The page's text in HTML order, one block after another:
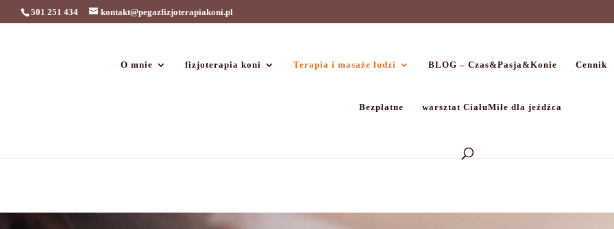
501 251 434 kontakt@pegazfizjoterapiakoni.pl
O mnie fizjoterapia koni Terapia i masaże ludzi BLOG – Czas&Pasja&Konie Cennik
Bezpłatne warsztat CiałuMiłe dla jeźdźca